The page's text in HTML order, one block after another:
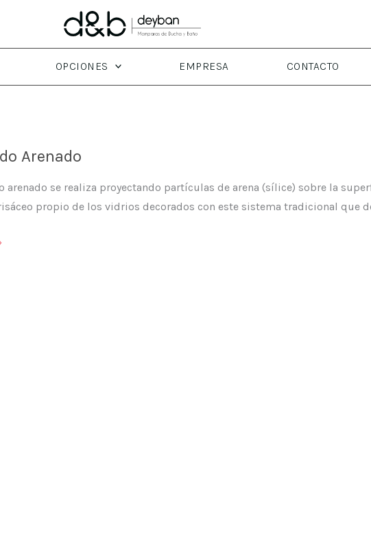
OPCIONES EMPRESA CONTACTO
Arenado
arenado se realiza proyectando partículas de arena (sílice) sobre la
propio de los vidrios decorados con este sistema tradicional que